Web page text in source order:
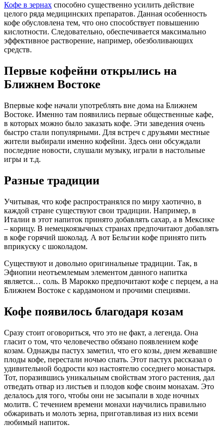
Кофе в зернах способно существенно усилить действие
целого ряда медицинских препаратов. Данная особенность
кофе обусловлена тем, что оно способствует повышению
кислотности. Следовательно, обеспечивается максимально
эффективное растворение, например, обезболивающих
средств.
Первые кофейни открылись на
Ближнем Востоке
Впервые кофе начали употреблять вне дома на Ближнем
Востоке. Именно там появились первые общественные кафе,
в которых можно было заказать кофе. Эти заведения очень
быстро стали популярными. Для встреч с друзьями местные
жители выбирали именно кофейни. Здесь они обсуждали
последние новости, слушали музыку, играли в настольные
игры и т.д.
Разные традиции
Учитывая, что кофе распространялся по миру хаотично, в
каждой стране существуют свои традиции. Например, в
Италии в этот напиток принято добавлять сахар, а в Мексике
– корицу. В немецкоязычных странах предпочитают добавлять
в кофе горячий шоколад. А вот Бельгии кофе принято пить
вприкуску с шоколадом.
Существуют и довольно оригинальные традиции. Так, в
Эфиопии неотъемлемым элементом данного напитка
является… соль. В Марокко предпочитают кофе с перцем, а на
Ближнем Востоке с кардамоном и прочими специями.
Кофе появилось благодаря козам
Сразу стоит оговориться, что это не факт, а легенда. Она
гласит о том, что человечество обязано появлением кофе
козам. Однажды пастух заметил, что его козы, днем жевавшие
плоды кофе, перестали ночью спать. Этот пастух рассказал о
удивительной бодрости коз настоятелю соседнего монастыря.
Тот, поразившись уникальным свойствам этого растения, дал
отведать отвар из листьев и плодов кофе своим монахам. Это
делалось для того, чтобы они не засыпали в ходе ночных
молитв. С течением времени монахи научились правильно
обжаривать и молоть зерна, приготавливая из них всеми
любимый напиток.